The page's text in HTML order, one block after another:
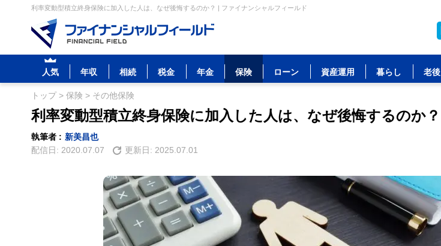
利率変動型積立終身保険に加入した人は、なぜ後悔するのか？ | ファイナンシャルフィールド
人気 年収 相続 税金 年金 保険 ローン 資産運用 暮らし 老後
トップ> 保険 > その他保険
利率変動型積立終身保険に加入した人は、なぜ後悔するのか？
執筆者 : 新美昌也
配信日: 2020.07.07 更新日: 2025.07.01